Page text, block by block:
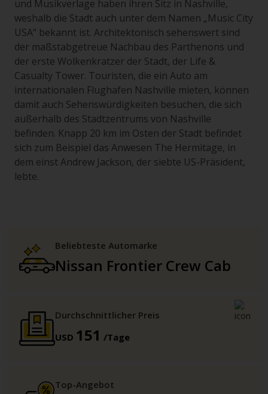
und Musikverlage haben ihren Sitz in Nashville,
weshalb die Stadt auch unter dem Namen „Music City
USA“ bekannt ist. Architektonisch sehenswert sind
der maßstabgetreue Nachbau des Parthenons und
der erste Wolkenkratzer der Stadt, der Life &
Casualty Tower. Touristen, die ein Auto am
internationalen Flughafen Nashville mieten, können
damit auch Sehenswürdigkeiten besuchen, die sich
außerhalb des Stadtzentrums von Nashville
befinden. Knapp 20 km im Osten der Stadt befindet
sich zum Beispiel das Anwesen The Hermitage, in
dem einst Andrew Jackson, der siebte US-Präsident,
lebte.
Beliebteste Automarke
Nissan Frontier Crew Cab
Durchschnittlicher Preis
USD 151 /Tage
Top-Angebot